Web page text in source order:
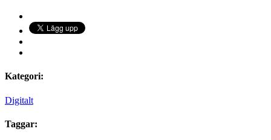
Kategori:
Digitalt
Taggar: